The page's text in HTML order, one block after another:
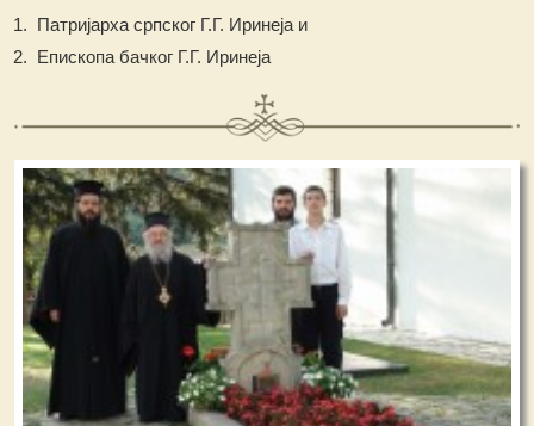
Патријарха српског Г.Г. Иринеја и
Епископа бачког Г.Г. Иринеја